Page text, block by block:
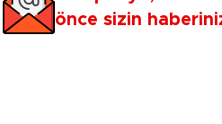
önce sizin